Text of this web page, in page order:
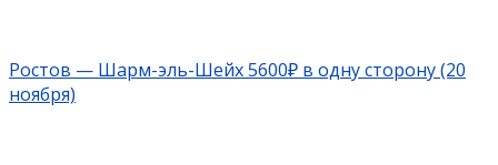
Ростов — Шарм-эль-Шейх 5600₽ в одну сторону (20
ноября)